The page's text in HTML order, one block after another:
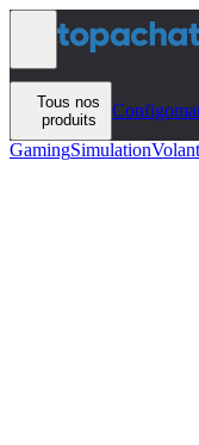
Aller au contenu
Tous nos
produits
GamingSimulationVolant